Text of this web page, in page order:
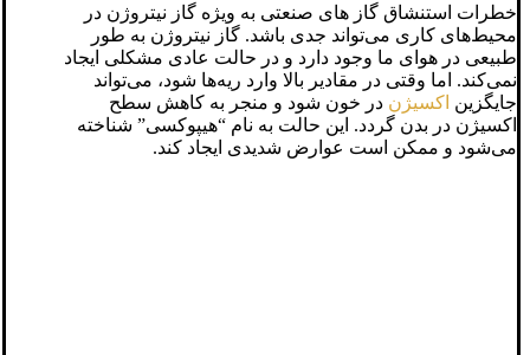
خطرات استنشاق گاز های صنعتی به ویژه گاز نیتروژن در
محیط‌های کاری می‌تواند جدی باشد. گاز نیتروژن به طور
طبیعی در هوای ما وجود دارد و در حالت عادی مشکلی ایجاد
نمی‌کند. اما وقتی در مقادیر بالا وارد ریه‌ها شود، می‌تواند
جایگزین اکسیژن در خون شود و منجر به کاهش سطح
اکسیژن در بدن گردد. این حالت به نام “هیپوکسی” شناخته
می‌شود و ممکن است عوارض شدیدی ایجاد کند.